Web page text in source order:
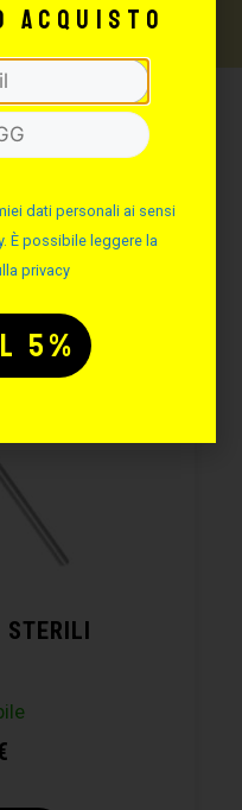
acquisto
dati personali ai sensi
È possibile leggere la
privacy